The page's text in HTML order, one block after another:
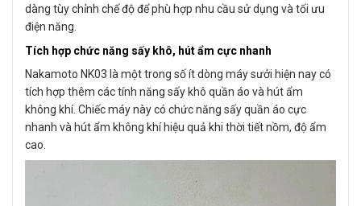
dàng tùy chỉnh chế độ để phù hợp nhu cầu sử dụng và tối ưu
điện năng.
Tích hợp chức năng sấy khô, hút ẩm cực nhanh
Nakamoto NK03 là một trong số ít dòng máy sưởi hiện nay có
tích hợp thêm các tính năng sấy khô quần áo và hút ẩm
không khí. Chiếc máy này có chức năng sấy quần áo cực
nhanh và hút ẩm không khí hiệu quả khi thời tiết nồm, độ ẩm
cao.